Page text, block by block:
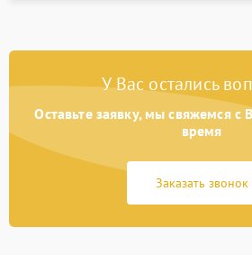
У Вас остались
Оставьте заявку, мы свяжемся
время
Заказать звонок